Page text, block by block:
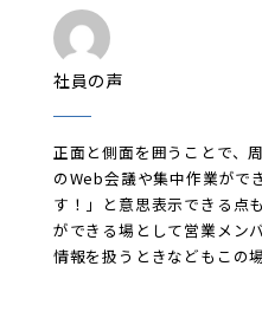
社員の声
正面と側面を囲うことで、
のWeb会議や集中作業がで
す！」と意思表示できる点
ができる場として営業メン
情報を扱うときなどもこの